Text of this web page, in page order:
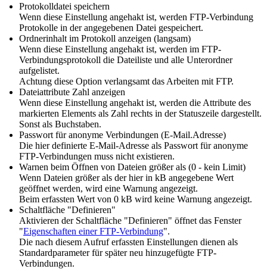
Protokolldatei speichern
Wenn diese Einstellung angehakt ist, werden FTP-Verbindung
Protokolle in der angegebenen Datei gespeichert.
Ordnerinhalt im Protokoll anzeigen (langsam)
Wenn diese Einstellung angehakt ist, werden im FTP-
Verbindungsprotokoll die Dateiliste und alle Unterordner
aufgelistet.
Achtung diese Option verlangsamt das Arbeiten mit FTP.
Dateiattribute Zahl anzeigen
Wenn diese Einstellung angehakt ist, werden die Attribute des
markierten Elements als Zahl rechts in der Statuszeile dargestellt.
Sonst als Buchstaben.
Passwort für anonyme Verbindungen (E-Mail.Adresse)
Die hier definierte E-Mail-Adresse als Passwort für anonyme
FTP-Verbindungen muss nicht existieren.
Warnen beim Öffnen von Dateien größer als (0 - kein Limit)
Wenn Dateien größer als der hier in kB angegebene Wert
geöffnet werden, wird eine Warnung angezeigt.
Beim erfassten Wert von 0 kB wird keine Warnung angezeigt.
Schaltfläche "Definieren"
Aktivieren der Schaltfläche "Definieren" öffnet das Fenster
"Eigenschaften einer FTP-Verbindung".
Die nach diesem Aufruf erfassten Einstellungen dienen als
Standardparameter für später neu hinzugefügte FTP-
Verbindungen.